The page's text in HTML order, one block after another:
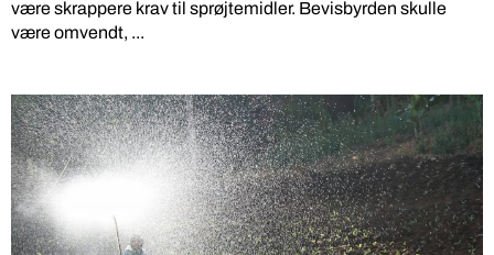
være skrappere krav til sprøjtemidler. Bevisbyrden skulle
være omvendt, ...